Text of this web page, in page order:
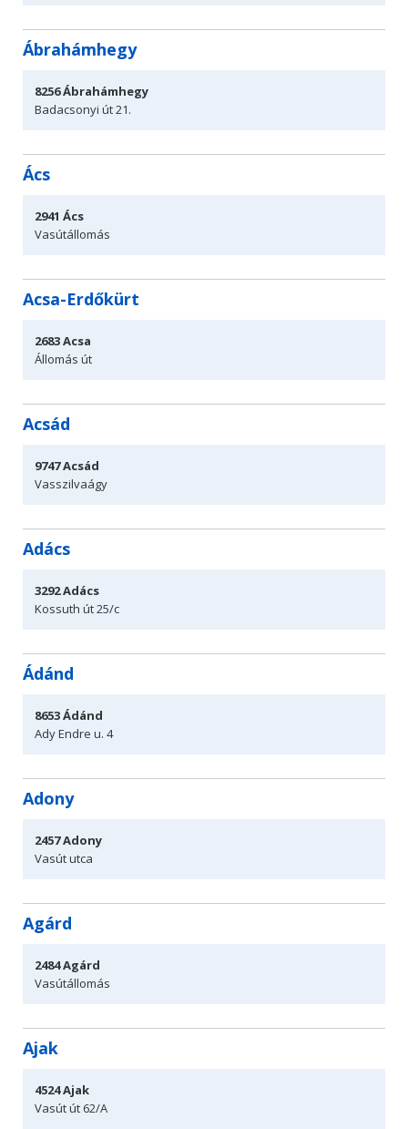
Ábrahámhegy
8256Ábrahámhegy
Badacsonyi út 21.
Ács
2941 Ács
Vasútállomás
Acsa-Erdőkürt
2683Acsa
Állomás út
Acsád
9747Acsád
Vasszilvaágy
Adács
3292Adács
Kossuth út 25/c
Ádánd
8653Ádánd
Ady Endre u. 4
Adony
2457Adony
Vasút utca
Agárd
2484Agárd
Vasútállomás
Ajak
4524Ajak
Vasút út 62/A